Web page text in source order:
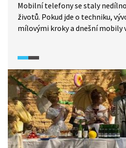
Mobilní telefony se staly
životů. Pokud jde o techniku,
mílovými kroky a dnešní mobily
zůstávají stejná. Důležité je
a v jakých situacích je použití
s ohledem na komfort ostatních
na svůj vlastní.